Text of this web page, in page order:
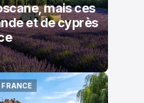
mais ces
et de cyprès
FRANCE
FRANCE